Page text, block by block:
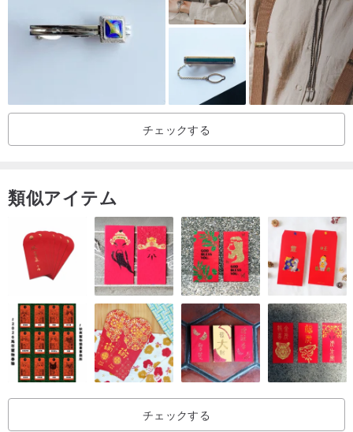
＜素材＞
綿 100%
裏地に接着芯を使用しているため、型が崩れにくくなっておりま
＜付属品について＞
蝶ネクタイ本体の他にクリップを1つお付けしております。
ベルトが必要な方は別途ご購入いただくことになりました。
こちらより購入が可能です→en.pinkoi.com/product/1Bkyr3if
＜注意事項＞
・付属品はクリップのみです。ベルトが必要な方は別途ご注文くだ
さい。
→en.pinkoi.com/product/1Bkyr3if
・一つ一つ丁寧にお作りしておりますが、大きさや形に多少のバラ
チェックする
類似アイテム
チェックする